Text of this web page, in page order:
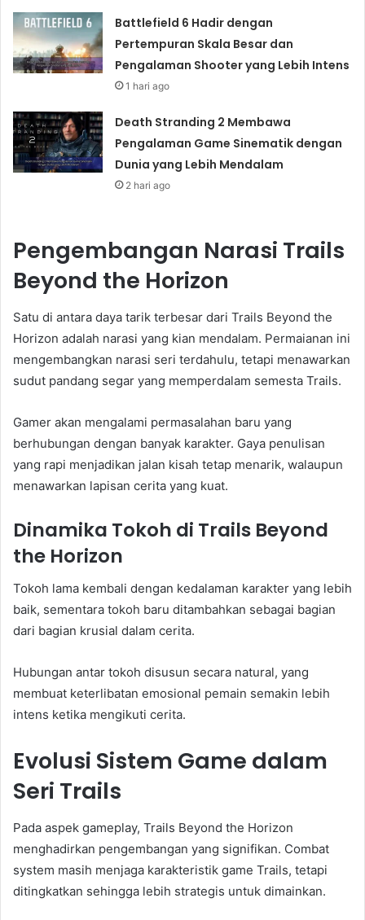
Battlefield 6 Hadir dengan
Pertempuran Skala Besar dan
Pengalaman Shooter yang Lebih Intens
1 hari ago
Death Stranding 2 Membawa
Pengalaman Game Sinematik dengan
Dunia yang Lebih Mendalam
2 hari ago
Pengembangan Narasi Trails
Beyond the Horizon
Satu di antara daya tarik terbesar dari Trails Beyond the
Horizon adalah narasi yang kian mendalam. Permaianan ini
mengembangkan narasi seri terdahulu, tetapi menawarkan
sudut pandang segar yang memperdalam semesta Trails.
Gamer akan mengalami permasalahan baru yang
berhubungan dengan banyak karakter. Gaya penulisan
yang rapi menjadikan jalan kisah tetap menarik, walaupun
menawarkan lapisan cerita yang kuat.
Dinamika Tokoh di Trails Beyond
the Horizon
Tokoh lama kembali dengan kedalaman karakter yang lebih
baik, sementara tokoh baru ditambahkan sebagai bagian
dari bagian krusial dalam cerita.
Hubungan antar tokoh disusun secara natural, yang
membuat keterlibatan emosional pemain semakin lebih
intens ketika mengikuti cerita.
Evolusi Sistem Game dalam
Seri Trails
Pada aspek gameplay, Trails Beyond the Horizon
menghadirkan pengembangan yang signifikan. Combat
system masih menjaga karakteristik game Trails, tetapi
ditingkatkan sehingga lebih strategis untuk dimainkan.